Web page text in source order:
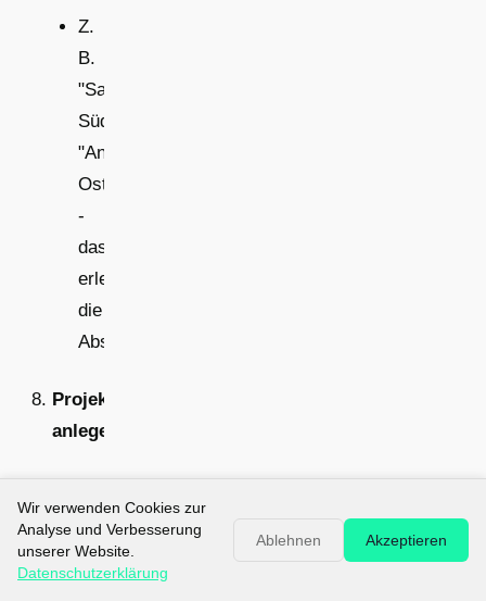
Z.
B.
"Satteldach
Süd",
"Anbau
Ost"
-
das
erleichtert
die
Abstimmung.
Projektordner
anlegen
Modell,
Screenshots,
Exporte,
Wir verwenden Cookies zur
Analyse und Verbesserung
unserer Website.
Datenschutzerklärung
Ablehnen Akzeptieren